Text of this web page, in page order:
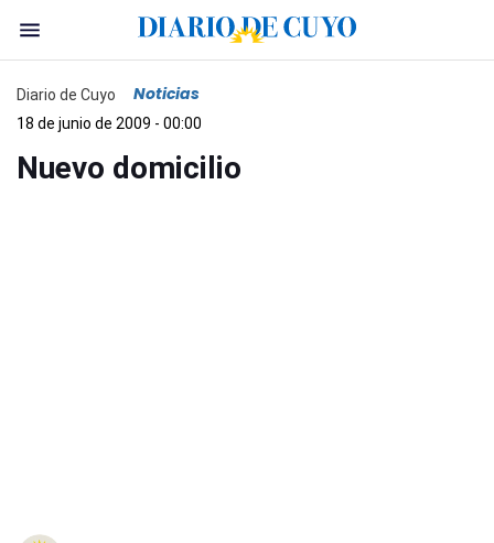
Diario de Cuyo Noticias
18 de junio de 2009 - 00:00
Nuevo domicilio